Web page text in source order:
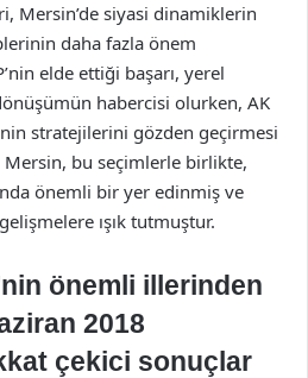
Mersin’de siyasi dinamiklerin
daha fazla önem
elde ettiği başarı, yerel
habercisi olurken, AK
stratejilerini gözden geçirmesi
bu seçimlerle birlikte,
önemli bir yer edinmiş ve
ışık tutmuştur.
önemli illerinden
2018
çekici sonuçlar